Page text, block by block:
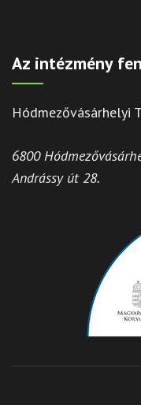
Az intézmény
Hódmezővásárhelyi
6800
Andrássy út 28.